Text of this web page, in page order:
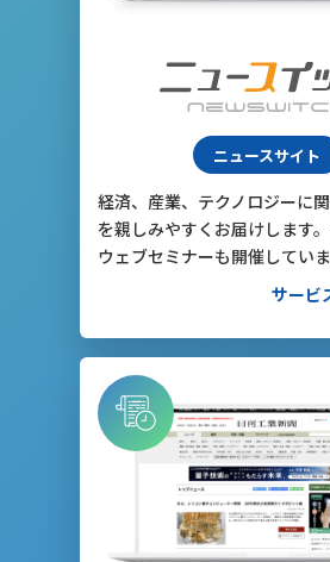
ニュースサイト
経済、産業、テクノロジーに
を親しみやすくお届けします
ウェブセミナーも開催していま
サービ